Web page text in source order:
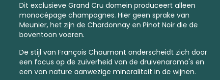
Dit exclusieve Grand Cru domein produceert alleen
monocépage champagnes. Hier geen sprake van
Meunier, het zijn de Chardonnay en Pinot Noir die de
boventoon voeren.
De stijl van François Chaumont onderscheidt zich door
een focus op de zuiverheid van de druivenaroma's en
een van nature aanwezige mineraliteit in de wijnen.